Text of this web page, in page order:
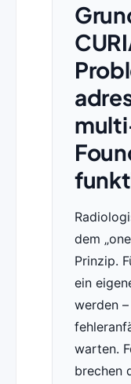
dem
Prinzip.
ein
werden
warten.
brechen